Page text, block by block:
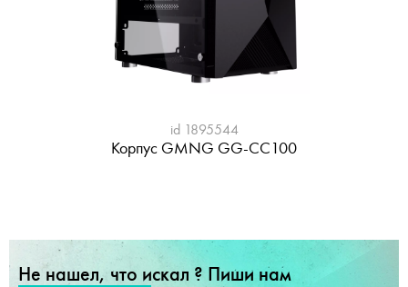
id 1895544
Корпус GMNG GG-CC100
Не нашел, что искал ? Пиши нам